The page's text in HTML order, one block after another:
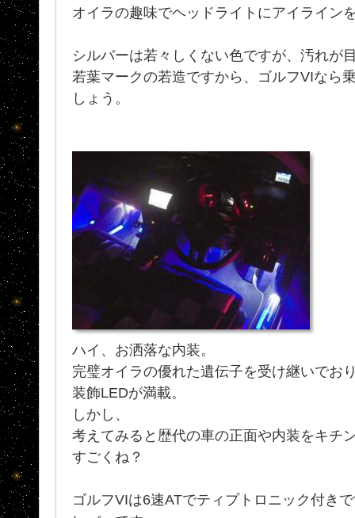
オイラの趣味でヘッドライトにアイライン
シルバーは若々しくない色ですが、汚れが
若葉マークの若造ですから、ゴルフVIなら
しょう。
ハイ、お洒落な内装。
完璧オイラの優れた遺伝子を受け継いでお
装飾LEDが満載。
しかし、
考えてみると歴代の車の正面や内装をキチ
すごくね？
ゴルフVIは6速ATでティプトロニック付き